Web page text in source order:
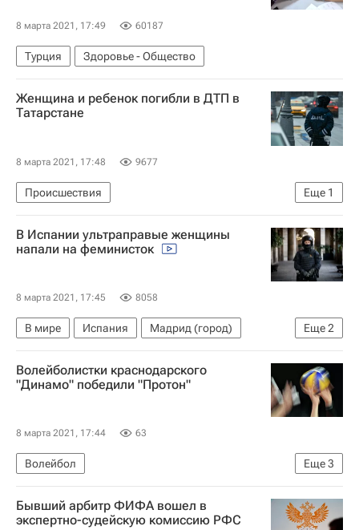
8 марта 2021, 17:49 60187
Турция Здоровье - Общество
Женщина и ребенок погибли в ДТП в
Татарстане
8 марта 2021, 17:48 9677
Еще 1
Происшествия
Республика Татарстан (Татарстан)
В Испании ультраправые женщины
напали на феминисток
8 марта 2021, 17:45 8058
Еще2
В мире Испания
Мадрид (город)
Роза Паркс
Фрида Кало
Волейболистки краснодарского
"Динамо" победили "Протон"
8 марта 2021, 17:44 63
Еще3
Волейбол
Суперлига (чемпионат России по волейболу среди женщин)
Протон (Саратовская область, ж)
Бывший арбитр ФИФА вошел в
экспертно-судейскую комиссию РФС